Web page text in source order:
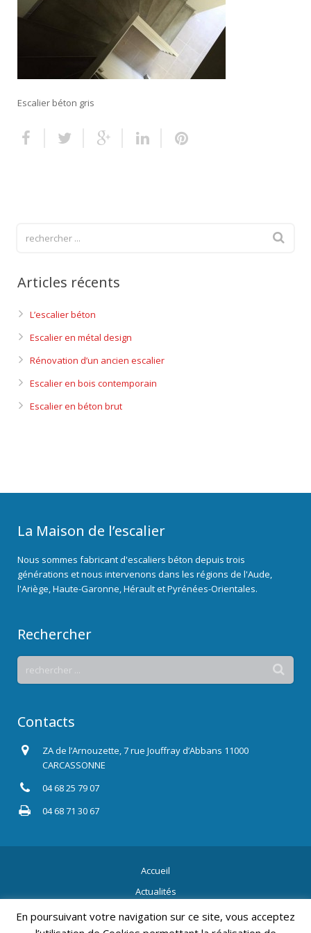
Finitions pour escalier
Escalier béton gris
Articles récents
L’escalier béton
Escalier en métal design
Rénovation d’un ancien escalier
Escalier en bois contemporain
Escalier en béton brut
La Maison de l’escalier
Nous sommes fabricant d'escaliers béton depuis trois
générations et nous intervenons dans les régions de l'Aude,
l'Ariège, Haute-Garonne, Hérault et Pyrénées-Orientales.
Rechercher
Contacts
ZA de l’Arnouzette, 7 rue Jouffray d’Abbans 11000
CARCASSONNE
04 68 25 79 07
04 68 71 30 67
Accueil
Actualités
Contact
En poursuivant votre navigation sur ce site, vous acceptez